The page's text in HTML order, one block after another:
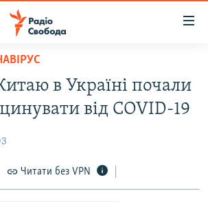
в Україні почали
від COVID-19
Читати без VPN